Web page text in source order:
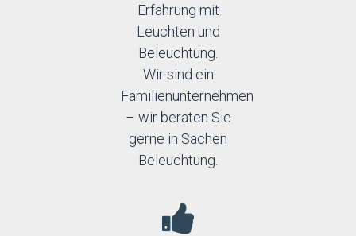
Erfahrung mit
Leuchten und
Beleuchtung.
Wir sind ein
Familienunternehmen
– wir beraten Sie
gerne in Sachen
Beleuchtung.